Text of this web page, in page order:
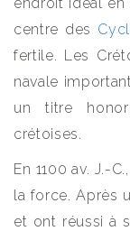
centre des
fertile. Les
navale
un titre
crétoises.
En 1100 av. J.-
la force. Après
et ont réussi à